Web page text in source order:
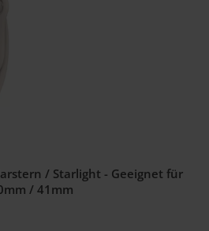
/ Starlight - Geeignet für
/ 41mm